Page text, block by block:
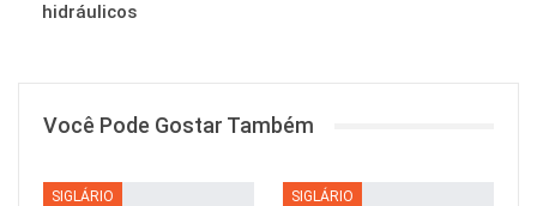
hidráulicos
Você Pode Gostar Também
SIGLÁRIO SIGLÁRIO